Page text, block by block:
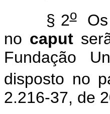
§ 2oOs
no caput
Fundação
disposto no
2.216-37, de